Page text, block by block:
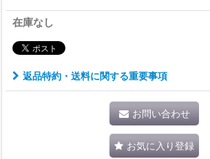
在庫なし
返品特約・送料に関する重要事項
お問い合わせ
お気に入り登録